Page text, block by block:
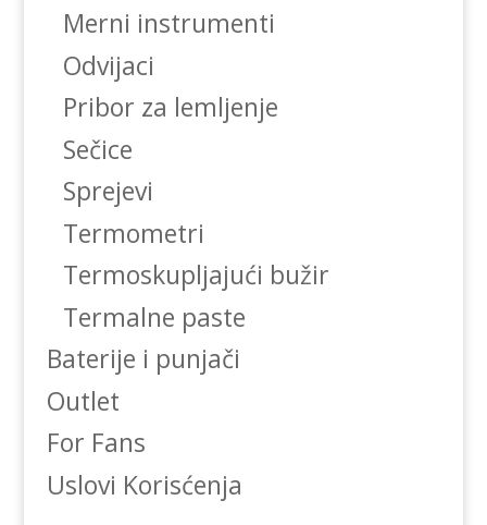
Merni instrumenti
Odvijaci
Pribor za lemljenje
Sečice
Sprejevi
Termometri
Termoskupljajući bužir
Termalne paste
Baterije i punjači
Outlet
For Fans
Uslovi Korisćenja